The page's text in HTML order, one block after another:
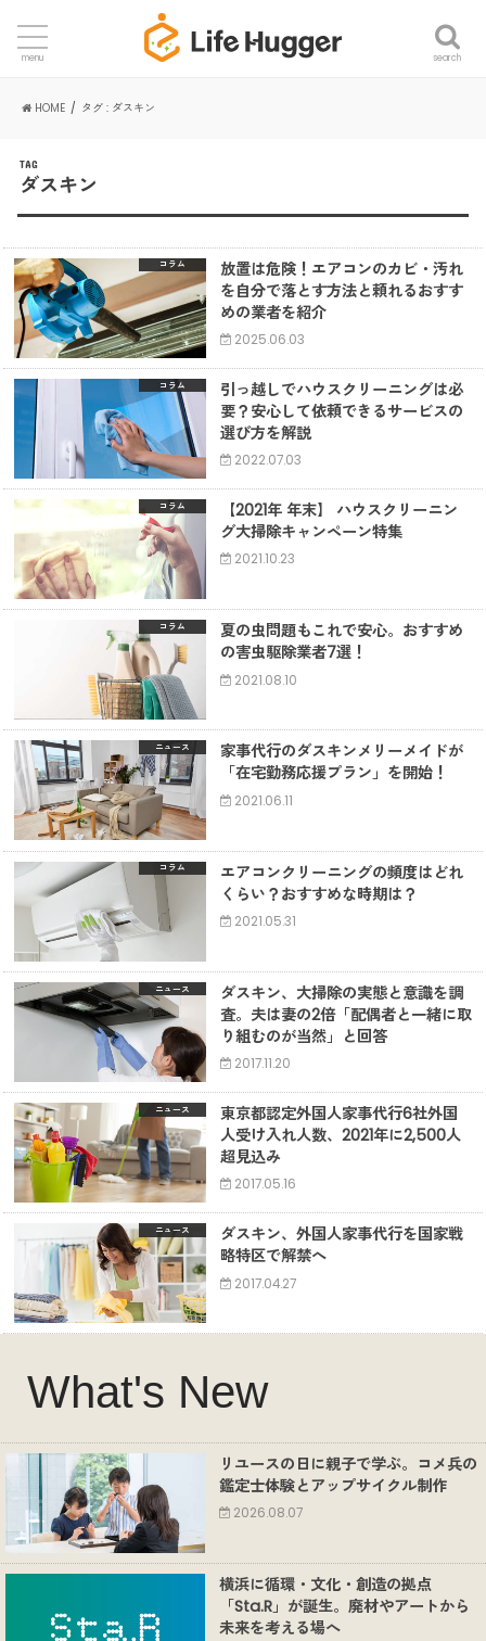
search
menu
HOME タグ : ダスキン
TAG
ダスキン
コラム
放置は危険！エアコンのカビ・汚れ
を自分で落とす方法と頼れるおすす
めの業者を紹介
2025.06.03
コラム
引っ越しでハウスクリーニングは必
要？安心して依頼できるサービスの
選び方を解説
2022.07.03
コラム
【2021年 年末】 ハウスクリーニン
グ大掃除キャンペーン特集
2021.10.23
コラム
夏の虫問題もこれで安心。おすすめ
の害虫駆除業者7選！
2021.08.10
ニュース
家事代行のダスキンメリーメイドが
「在宅勤務応援プラン」を開始！
2021.06.11
コラム
エアコンクリーニングの頻度はどれ
くらい？おすすめな時期は？
2021.05.31
ニュース
ダスキン、大掃除の実態と意識を調
査。夫は妻の2倍「配偶者と一緒に取
り組むのが当然」と回答
2017.11.20
ニュース
東京都認定外国人家事代行6社外国
人受け入れ人数、2021年に2,500人
超見込み
2017.05.16
ニュース
ダスキン、外国人家事代行を国家戦
略特区で解禁へ
2017.04.27
What's New
リユースの日に親子で学ぶ。コメ兵の
鑑定士体験とアップサイクル制作
2026.08.07
横浜に循環・文化・創造の拠点
「Sta.R」が誕生。廃材やアートから
未来を考える場へ